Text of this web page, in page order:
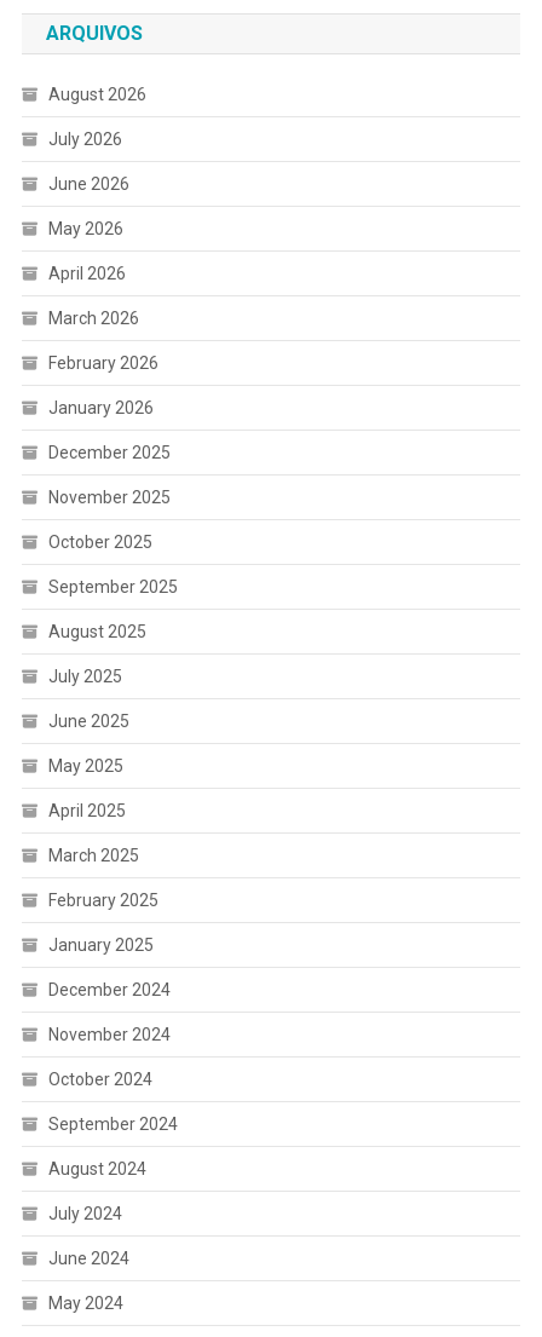
ARQUIVOS
August 2026
July 2026
June 2026
May 2026
April 2026
March 2026
February 2026
January 2026
December 2025
November 2025
October 2025
September 2025
August 2025
July 2025
June 2025
May 2025
April 2025
March 2025
February 2025
January 2025
December 2024
November 2024
October 2024
September 2024
August 2024
July 2024
June 2024
May 2024